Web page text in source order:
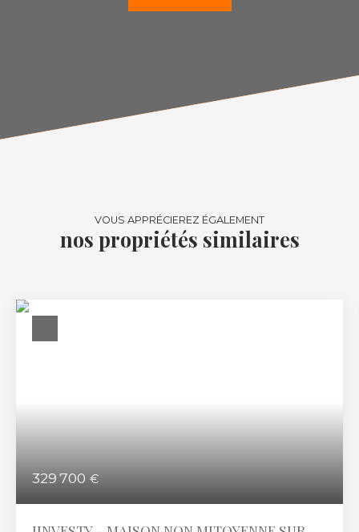
VOUS APPRÉCIEREZ ÉGALEMENT
nos propriétés similaires
329 700 €